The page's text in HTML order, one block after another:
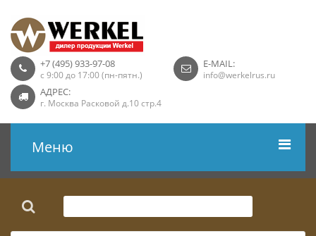
+7 (495) 933-97-08
с 9:00 до 17:00 (пн-пятн.)
E-MAIL:
info@werkelrus.ru
АДРЕС:
г. Москва Расковой д.10 стр.4
Меню